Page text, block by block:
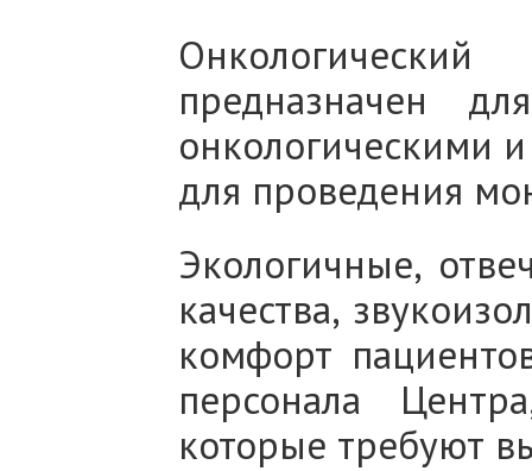
предназначен
онкологическими
для проведения
Экологичные,
качества,
комфорт
персонала
которые требуют